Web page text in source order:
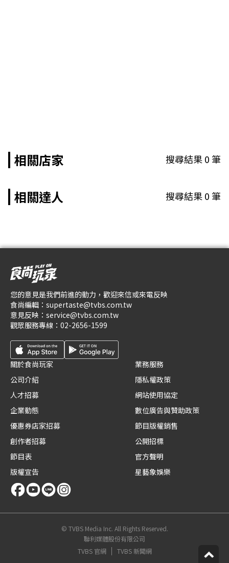
相關店家 搜尋結果0筆
相關達人 搜尋結果0筆
您的意見是我們前進的動力，歡迎來信或來電反映
食尚編輯： supertaste@tvbs.com.tw
意見反映： service@tvbs.com.tw
觀眾服務專線： 02-2656-1599
關於食尚玩家
公司介紹
人才招募
企業動態
優惠券店家招募
創作者招募
節目表
版權宣告
業務服務
隱私權政策
網站使用協定
數位廣告與贊助政策
節目版權銷售
公開招標
官方聲明
星藝象娛樂
© TVBS Media Inc. All Rights Reserved.
聯利媒體股份有限公司
TVBS 官網
TVBS 新聞網